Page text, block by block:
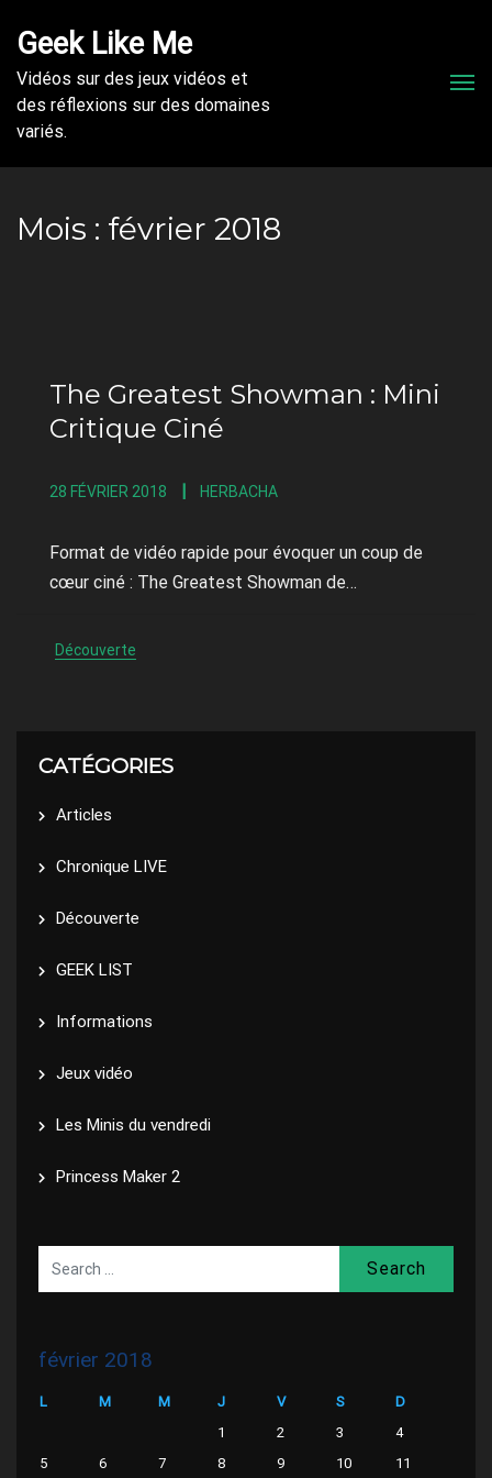
Geek Like Me
Vidéos sur des jeux vidéos et
des réflexions sur des domaines
variés.
Mois : février 2018
The Greatest Showman : Mini
Critique Ciné
28 FÉVRIER 2018 HERBACHA
Format de vidéo rapide pour évoquer un coup de
cœur ciné : The Greatest Showman de…
Découverte
CATÉGORIES
Articles
Chronique LIVE
Découverte
GEEK LIST
Informations
Jeux vidéo
Les Minis du vendredi
Princess Maker 2
février 2018
L M M J V S
D
1
2 3
4
5
6 7 8 9 10 11